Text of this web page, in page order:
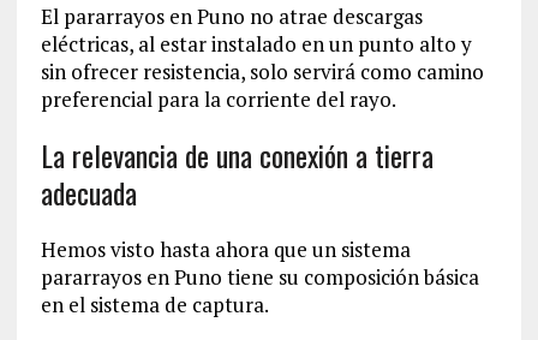
El pararrayos en Puno no atrae descargas
eléctricas, al estar instalado en un punto alto y
sin ofrecer resistencia, solo servirá como camino
preferencial para la corriente del rayo.
La relevancia de una conexión a tierra
adecuada
Hemos visto hasta ahora que un sistema
pararrayos en Puno tiene su composición básica
en el sistema de captura.